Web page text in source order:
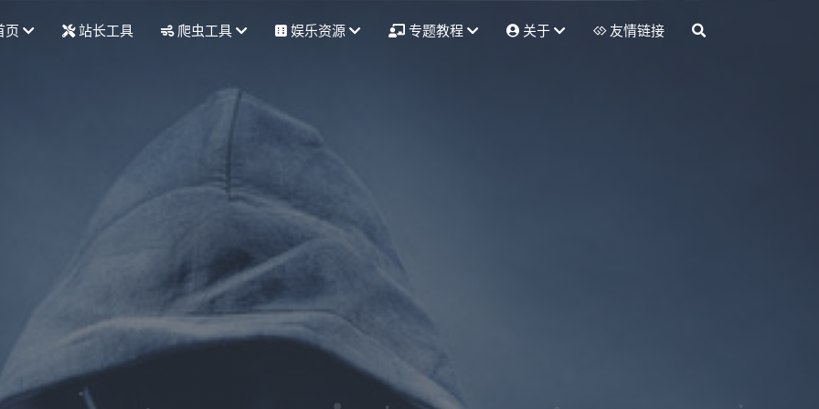
页 站长工具 爬虫工具 娱乐资源 专题教程 关于 友情链接